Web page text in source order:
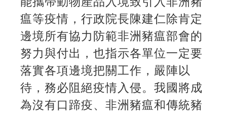
瘟等疫情，行政院長陳建仁除肯定
邊境所有協力防範非洲豬瘟部會的
努力與付出，也指示各單位一定要
落實各項邊境把關工作，嚴陣以
待，務必阻絕疫情入侵。我國將成
為沒有口蹄疫、非洲豬瘟和傳統豬